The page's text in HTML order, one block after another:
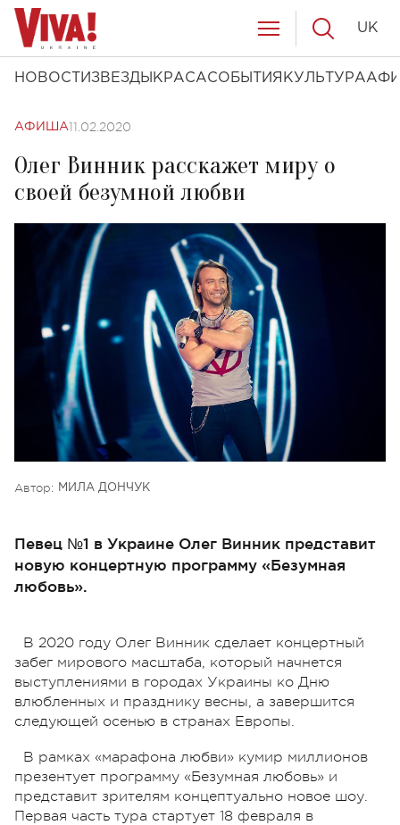
НОВОСТИ ЗВЕЗДЫ КРАСАСОБЫТИЯ КУЛЬТУРА
UK
АФИША11.02.2020
Олег Винник расскажет миру о
своей безумной любви
Автор: МИЛА ДОНЧУК
Певец №1 в Украине Олег Винник представит
новую концертную программу «Безумная
любовь».
В 2020 году Олег Винник сделает концертный
забег мирового масштаба, который начнется
выступлениями в городах Украины ко Дню
влюбленных и празднику весны, а завершится
следующей осенью в странах Европы.
В рамках «марафона любви» кумир миллионов
презентует программу «Безумная любовь» и
представит зрителям концептуально новое шоу.
Первая часть тура стартует 18 февраля в